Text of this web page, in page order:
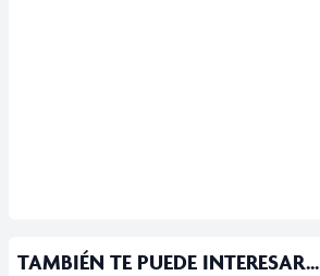
TAMBIÉN TE PUEDE INTERESAR...